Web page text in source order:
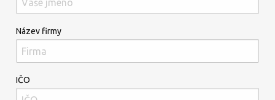
Název firmy
IČO